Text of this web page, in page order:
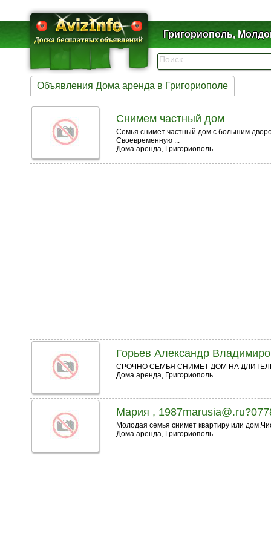
Григориополь,
Объявления Дома аренда в Григориополе
Снимем частный дом
Семья снимет частный дом с большим
Своевременную ...
Дома аренда, Григориополь
Горьев Александр
СРОЧНО СЕМЬЯ СНИМЕТ ДОМ НА
Дома аренда, Григориополь
Мария ,
Молодая семья снимет квартиру или
Дома аренда, Григориополь